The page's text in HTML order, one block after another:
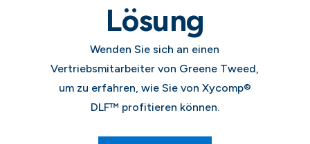
Lösung
Wenden Sie sich an einen
Vertriebsmitarbeiter von Greene Tweed,
um zu erfahren, wie Sie von Xycomp®
DLF™ profitieren können.